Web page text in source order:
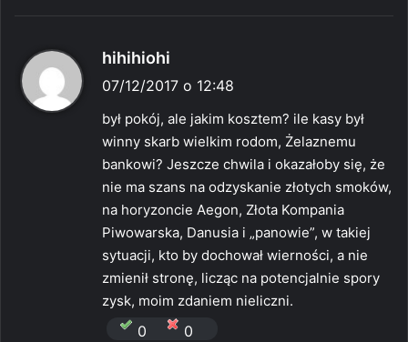
hihihiohi
i
z
e
:
07/12/2017 o 12:48
był pokój, ale jakim kosztem? ile kasy był
winny skarb wielkim rodom, Żelaznemu
bankowi? Jeszcze chwila i okazałoby się, że
nie ma szans na odzyskanie złotych smoków,
na horyzoncie Aegon, Złota Kompania
Piwowarska, Danusia i „panowie”, w takiej
sytuacji, kto by dochował wierności, a nie
zmienił stronę, licząc na potencjalnie spory
zysk, moim zdaniem nieliczni.
0
0